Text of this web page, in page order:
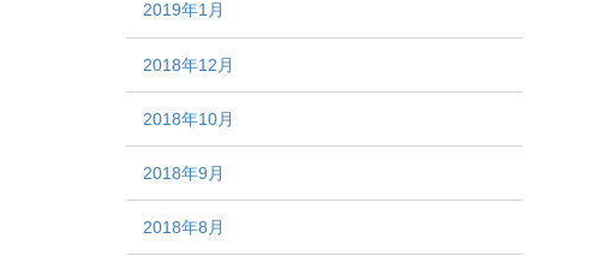
2019年1月
2018年12月
2018年10月
2018年9月
2018年8月